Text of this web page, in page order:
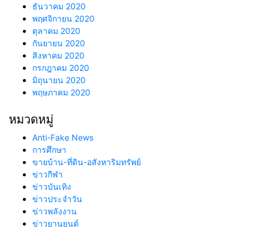
ธันวาคม 2020
พฤศจิกายน 2020
ตุลาคม 2020
กันยายน 2020
สิงหาคม 2020
กรกฎาคม 2020
มิถุนายน 2020
พฤษภาคม 2020
หมวดหมู่
Anti-Fake News
การศึกษา
ขายบ้าน-ที่ดิน-อสังหาริมทรัพย์
ข่าวกีฬา
ข่าวบันเทิง
ข่าวประจำวัน
ข่าวพลังงาน
ข่าวยานยนต์